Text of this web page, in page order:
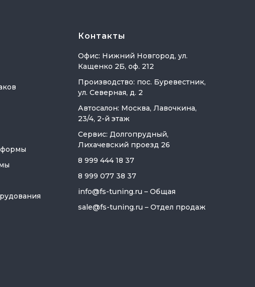
Контакты
Офис: Нижний Новгород, ул.
Кащенко 2Б, оф. 212
Производство: пос. Буревестник,
ул. Северная, д. 2
Автосалон: Москва, Лавочкина,
23/4, 2-й этаж
Сервис: Долгопрудный,
Лихачевский проезд 26
8 999 444 18 37
8 999 077 38 37
info@fs-tuning.ru – Общая
sale@fs-tuning.ru – Отдел продаж